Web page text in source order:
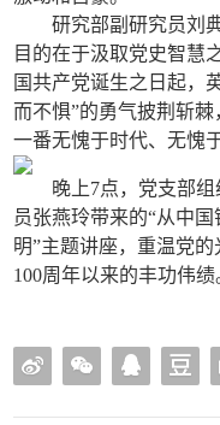
研究部副研究员刘
目的在于汲取党史智慧
国共产党诞生之日起，
而不惧”的勇气披荆斩
一番无愧于时代、无愧
晚上7点，党支部
员张燕玲带来的“从中
明”主题讲座，重温党
100周年以来的丰功伟绩